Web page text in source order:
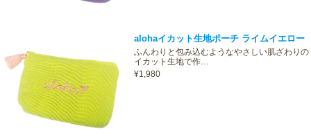
alohaイカット生地ポーチ ライムイエロー
ふんわりと包み込むようなやさしい肌ざわりの
イカット生地で作…
¥1,980